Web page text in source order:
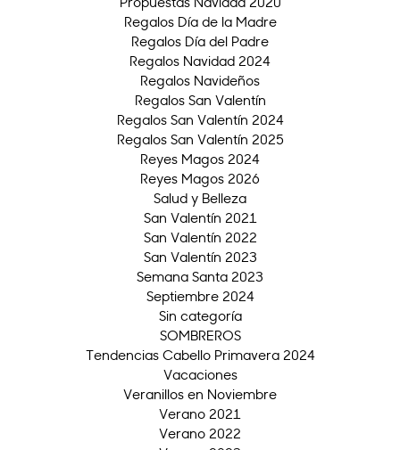
Regalos Día de la Madre
Regalos Día del Padre
Regalos Navidad 2024
Regalos Navideños
Regalos San Valentín
Regalos San Valentín 2024
Regalos San Valentín 2025
Reyes Magos 2024
Reyes Magos 2026
Salud y Belleza
San Valentín 2021
San Valentín 2022
San Valentín 2023
Semana Santa 2023
Septiembre 2024
Sin categoría
SOMBREROS
Tendencias Cabello Primavera 2024
Vacaciones
Veranillos en Noviembre
Verano 2021
Verano 2022